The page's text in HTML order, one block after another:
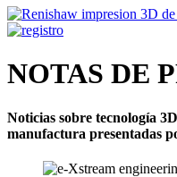
NOTAS DE
Noticias sobre tecnología
manufactura presentadas